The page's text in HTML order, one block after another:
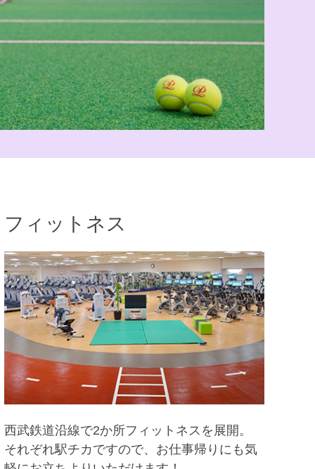
フィットネス
西武鉄道沿線で2か所フィットネスを展開。
それぞれ駅チカですので、お仕事帰りにも気